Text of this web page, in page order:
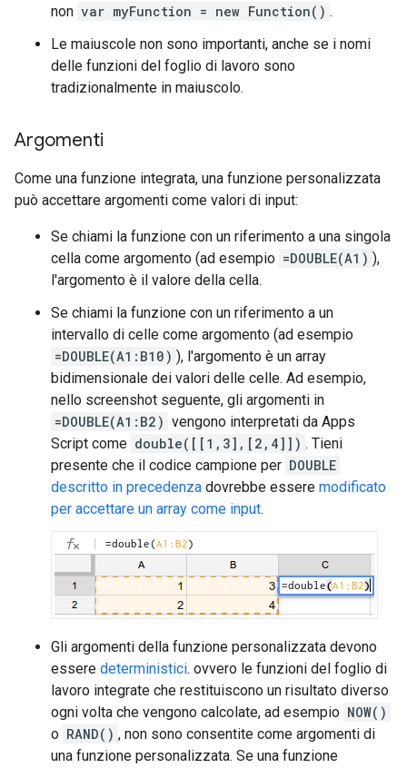
non var myFunction = new Function() .
Le maiuscole non sono importanti, anche se i nomi
delle funzioni del foglio di lavoro sono
tradizionalmente in maiuscolo.
Argomenti
Come una funzione integrata, una funzione personalizzata
può accettare argomenti come valori di input:
Se chiami la funzione con un riferimento a una singola
cella come argomento (ad esempio =DOUBLE(A1) ),
l'argomento è il valore della cella.
Se chiami la funzione con un riferimento a un
intervallo di celle come argomento (ad esempio
=DOUBLE(A1:B10) ), l'argomento è un array
bidimensionale dei valori delle celle. Ad esempio,
nello screenshot seguente, gli argomenti in
=DOUBLE(A1:B2) vengono interpretati da Apps
Script come double([[1,3],[2,4]]) . Tieni
presente che il codice campione per DOUBLE
descritto in precedenza dovrebbe essere modificato
per accettare un array come input.
Gli argomenti della funzione personalizzata devono
essere deterministici. ovvero le funzioni del foglio di
lavoro integrate che restituiscono un risultato diverso
ogni volta che vengono calcolate, ad esempio NOW()
o RAND() , non sono consentite come argomenti di
una funzione personalizzata. Se una funzione